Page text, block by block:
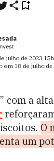
julho de 2023
em 18 de julho de
com a
O
um